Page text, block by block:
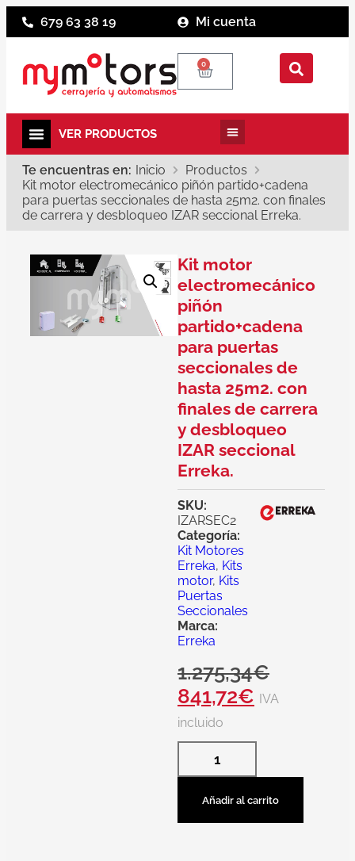
679 63 38 19 Mi cuenta
0
Te encuentras en: Inicio
Productos
Kit motor electromecánico piñón partido+cadena
para puertas seccionales de hasta 25m2. con finales
de carrera y desbloqueo IZAR seccional Erreka.
Kit motor
electromecánico
piñón
partido+cadena
para puertas
seccionales de
hasta 25m2. con
finales de carrera
y desbloqueo
IZAR seccional
Erreka.
SKU:
IZARSEC2
Categoría:
Kit Motores
Erreka, Kits
motor, Kits
Puertas
Seccionales
Marca:
Erreka
1.275,34€
841,72€ IVA
incluido
Añadir al carrito